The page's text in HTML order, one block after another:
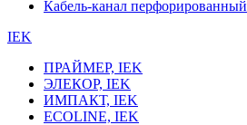
Кабель-канал перфорированный
IEK
ПРАЙМЕР, IEK
ЭЛЕКОР, IEK
ИМПАКТ, IEK
ECOLINE, IEK